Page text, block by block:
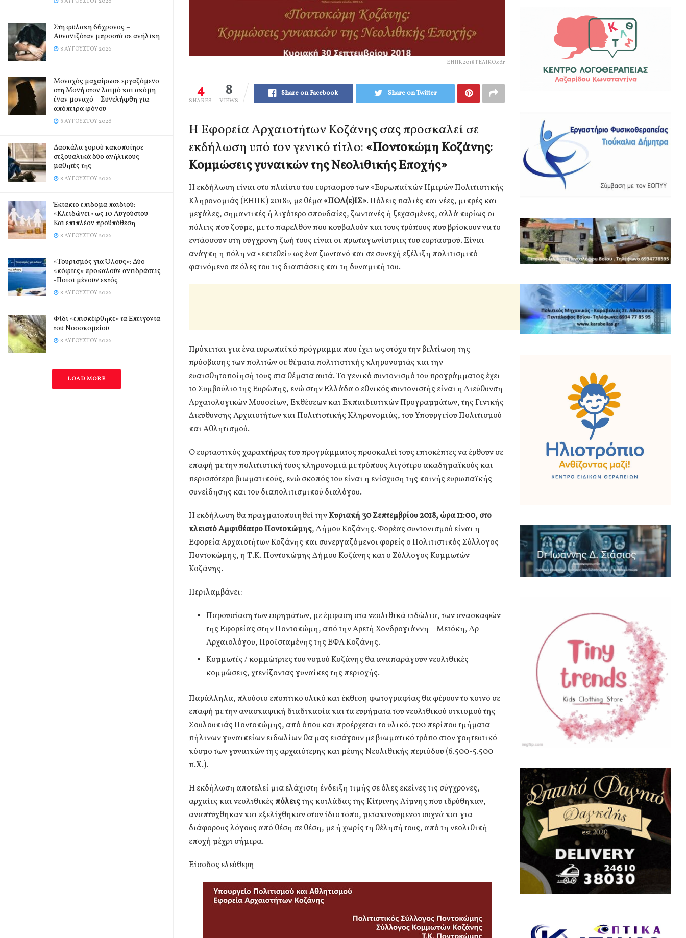
Στη φυλακή 66χρονος –
Αυνανιζόταν μπροστά σε ανήλικη
8 ΑΥΓΟΎΣΤΟΥ 2026
Μοναχός μαχαίρωσε εργαζόμενο
στη Μονή στον λαιμό και ακόμη
έναν μοναχό – Συνελήφθη για
απόπειρα φόνου
8 ΑΥΓΟΎΣΤΟΥ 2026
Δασκάλα χορού κακοποίησε
σεξουαλικά δύο ανήλικους
μαθητές της
8 ΑΥΓΟΎΣΤΟΥ 2026
Έκτακτο επίδομα παιδιού:
«Κλειδώνει» ως 10 Αυγούστου –
Και επιπλέον προϋπόθεση
8 ΑΥΓΟΎΣΤΟΥ 2026
«Τουρισμός για Όλους»: Δύο
«κόφτες» προκαλούν αντιδράσεις
-Ποιοι μένουν εκτός
8 ΑΥΓΟΎΣΤΟΥ 2026
Φίδι «επισκέφθηκε» τα Επείγοντα
του Νοσοκομείου
8 ΑΥΓΟΎΣΤΟΥ 2026
LOAD MORE
ΕΗΠΚ2018ΤΕΛΙΚΟ.cdr
4
SHARES
8
VIEWS
Share on Facebook Share on Twitter
Η Εφορεία Αρχαιοτήτων Κοζάνης σας προσκαλεί σε
εκδήλωση υπό τον γενικό τίτλο: «Ποντοκώμη Κοζάνης:
Κομμώσεις γυναικών της Νεολιθικής Εποχής»
Η εκδήλωση είναι στο πλαίσιο του εορτασμού των «Ευρωπαϊκών Ημερών Πολιτιστικής
Κληρονομιάς (ΕΗΠΚ) 2018», με θέμα«ΠΟΛ(ε)ΙΣ». Πόλεις παλιές και νέες, μικρές και
μεγάλες, σημαντικές ή λιγότερο σπουδαίες, ζωντανές ή ξεχασμένες, αλλά κυρίως οι
πόλεις που ζούμε, με το παρελθόν που κουβαλούν και τους τρόπους που βρίσκουν να το
εντάσσουν στη σύγχρονη ζωή τους είναι οι πρωταγωνίστριες του εορτασμού. Είναι
ανάγκη η πόλη να «εκτεθεί» ως ένα ζωντανό και σε συνεχή εξέλιξη πολιτισμικό
φαινόμενο σε όλες του τις διαστάσεις και τη δυναμική του.
Πρόκειται για ένα ευρωπαϊκό πρόγραμμα που έχει ως στόχο την βελτίωση της
πρόσβασης των πολιτών σε θέματα πολιτιστικής κληρονομιάς και την
ευαισθητοποίησή τους στα θέματα αυτά. Το γενικό συντονισμό του προγράμματος έχει
το Συμβούλιο της Ευρώπης, ενώ στην Ελλάδα ο εθνικός συντονιστής είναι η Διεύθυνση
Αρχαιολογικών Μουσείων, Εκθέσεων και Εκπαιδευτικών Προγραμμάτων, της Γενικής
Διεύθυνσης Αρχαιοτήτων και Πολιτιστικής Κληρονομιάς, του Υπουργείου Πολιτισμού
και Αθλητισμού.
Ο εορταστικός χαρακτήρας του προγράμματος προσκαλεί τους επισκέπτες να έρθουν σε
επαφή με την πολιτιστική τους κληρονομιά με τρόπους λιγότερο ακαδημαϊκούς και
περισσότερο βιωματικούς, ενώ σκοπός του είναι η ενίσχυση της κοινής ευρωπαϊκής
συνείδησης και του διαπολιτισμικού διαλόγου.
Η εκδήλωση θα πραγματοποιηθεί τηνΚυριακή 30 Σεπτεμβρίου 2018, ώρα 11:00, στο
κλειστό Αμφιθέατρο Ποντοκώμης, Δήμου Κοζάνης. Φορέας συντονισμού είναι η
Εφορεία Αρχαιοτήτων Κοζάνης και συνεργαζόμενοι φορείς ο Πολιτιστικός Σύλλογος
Ποντοκώμης, η Τ.Κ. Ποντοκώμης Δήμου Κοζάνης και ο Σύλλογος Κομμωτών
Κοζάνης.
Περιλαμβάνει:
Παρουσίαση των ευρημάτων, με έμφαση στα νεολιθικά ειδώλια, των ανασκαφών
της Εφορείας στην Ποντοκώμη, από την Αρετή Χονδρογιάννη – Μετόκη, Δρ
Αρχαιολόγου, Προϊσταμένης της ΕΦΑ Κοζάνης.
Κομμωτές / κομμώτριες του νομού Κοζάνης θα αναπαράγουν νεολιθικές
κομμώσεις, χτενίζοντας γυναίκες της περιοχής.
Παράλληλα, πλούσιο εποπτικό υλικό και έκθεση φωτογραφίας θα φέρουν το κοινό σε
επαφή με την ανασκαφική διαδικασία και τα ευρήματα του νεολιθικού οικισμού της
Σουλουκιάς Ποντοκώμης, από όπου και προέρχεται το υλικό. 700 περίπου τμήματα
πήλινων γυναικείων ειδωλίων θα μας εισάγουν με βιωματικό τρόπο στον γοητευτικό
κόσμο των γυναικών της αρχαιότερης και μέσης Νεολιθικής περιόδου (6.500-5.500
π.Χ.).
Η εκδήλωση αποτελεί μια ελάχιστη ένδειξη τιμής σε όλες εκείνες τις σύγχρονες,
αρχαίες και νεολιθικές πόλειςτης κοιλάδας της Κίτρινης Λίμνης που ιδρύθηκαν,
αναπτύχθηκαν και εξελίχθηκαν στον ίδιο τόπο, μετακινούμενοι συχνά και για
διάφορους λόγους από θέση σε θέση, με ή χωρίς τη θέλησή τους, από τη νεολιθική
εποχή μέχρι σήμερα.
Είσοδος ελεύθερη